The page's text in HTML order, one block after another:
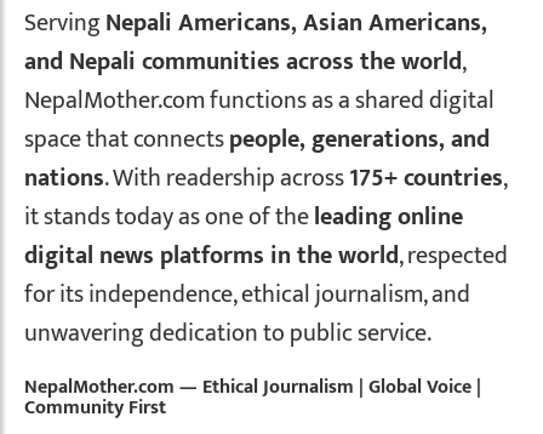
ServingNepali Americans, Asian Americans,
and Nepali communities across the world,
NepalMother.com functions as a shared digital
space that connectspeople, generations, and
nations. With readership across175+ countries,
it stands today as one of theleading online
digital news platforms in the world, respected
for its independence, ethical journalism, and
unwavering dedication to public service.
NepalMother.com — Ethical Journalism | Global Voice |
Community First